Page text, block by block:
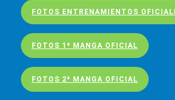
FOTOS ENTRENAMIENTOS
FOTOS 1ª MANGA OFICIAL
FOTOS 2ª MANGA OFICIAL